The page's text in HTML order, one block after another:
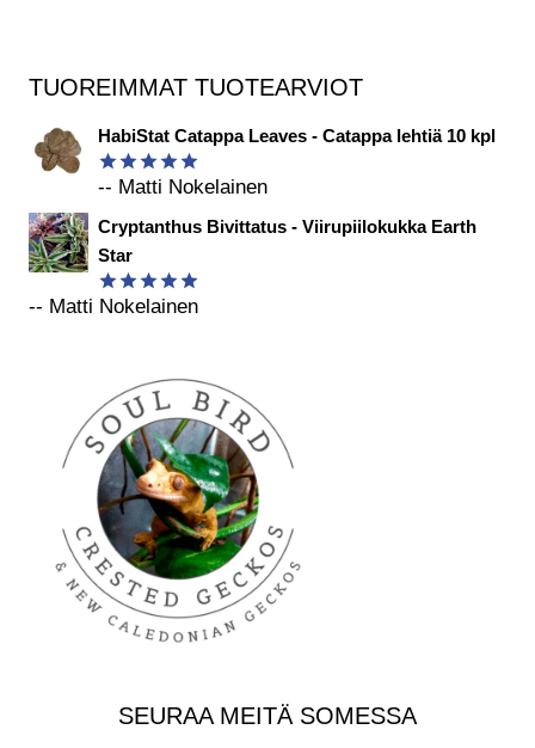
TUOREIMMAT TUOTEARVIOT
HabiStat Catappa Leaves - Catappa lehtiä 10 kpl
Arvostelu
5/ 5
-- Matti Nokelainen
Cryptanthus Bivittatus - Viirupiilokukka Earth
Star
Arvostelu
-- Matti Nokelainen
SEURAA MEITÄ SOMESSA